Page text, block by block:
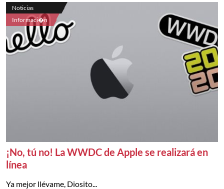
Noticias
Informaci�n
¡No, tú no! La WWDC de Apple se realizará en
línea
Ya mejor llévame, Diosito...